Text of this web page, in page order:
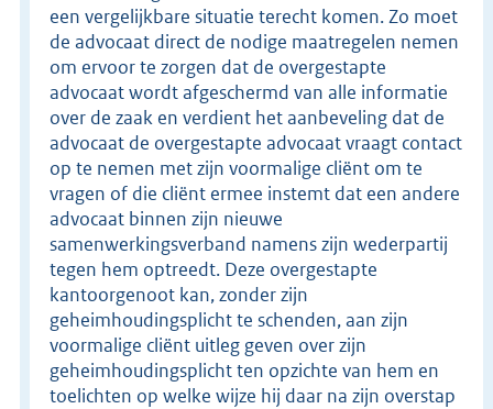
een vergelijkbare situatie terecht komen. Zo moet
de advocaat direct de nodige maatregelen nemen
om ervoor te zorgen dat de overgestapte
advocaat wordt afgeschermd van alle informatie
over de zaak en verdient het aanbeveling dat de
advocaat de overgestapte advocaat vraagt contact
op te nemen met zijn voormalige cliënt om te
vragen of die cliënt ermee instemt dat een andere
advocaat binnen zijn nieuwe
samenwerkingsverband namens zijn wederpartij
tegen hem optreedt. Deze overgestapte
kantoorgenoot kan, zonder zijn
geheimhoudingsplicht te schenden, aan zijn
voormalige cliënt uitleg geven over zijn
geheimhoudingsplicht ten opzichte van hem en
toelichten op welke wijze hij daar na zijn overstap